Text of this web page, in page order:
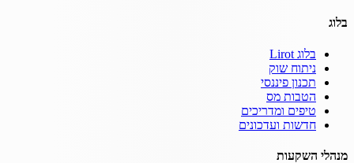
בלוג
בלוג Lirot
ניתוח שוק
תכנון פיננסי
הטבות מס
טיפים ומדריכים
חדשות ועדכונים
מנהלי השקעות